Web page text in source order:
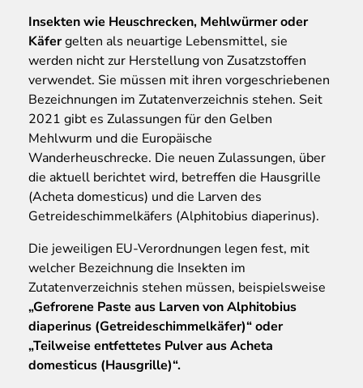
Insekten wie Heuschrecken, Mehlwürmer oder
Käfergelten als neuartige Lebensmittel, sie
werden nicht zur Herstellung von Zusatzstoffen
verwendet. Sie müssen mit ihren vorgeschriebenen
Bezeichnungen im Zutatenverzeichnis stehen. Seit
2021 gibt es Zulassungen für den Gelben
Mehlwurm und die Europäische
Wanderheuschrecke. Die neuen Zulassungen, über
die aktuell berichtet wird, betreffen die Hausgrille
(Acheta domesticus) und die Larven des
Getreideschimmelkäfers (Alphitobius diaperinus).
Die jeweiligen EU-Verordnungen legen fest, mit
welcher Bezeichnung die Insekten im
Zutatenverzeichnis stehen müssen, beispielsweise
„Gefrorene Paste aus Larven von Alphitobius
diaperinus (Getreideschimmelkäfer)“ oder
„Teilweise entfettetes Pulver aus Acheta
domesticus (Hausgrille)“.